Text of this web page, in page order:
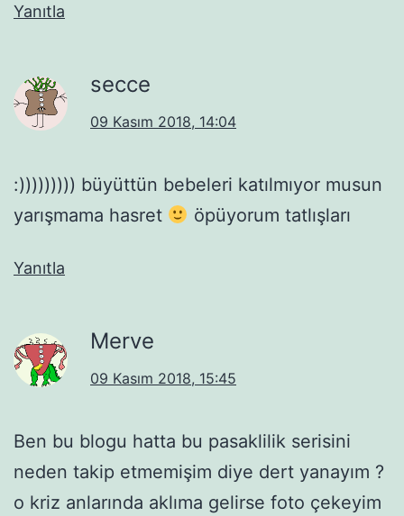
Yanıtla
secce
09 Kasım 2018, 14:04
:))))))))) büyüttün bebeleri katılmıyor musun
yarışmama hasret
öpüyorum tatlışları
Yanıtla
Merve
09 Kasım 2018, 15:45
Ben bu blogu hatta bu pasaklilik serisini
neden takip etmemişim diye dert yanayım ?
o kriz anlarında aklıma gelirse foto çekeyim